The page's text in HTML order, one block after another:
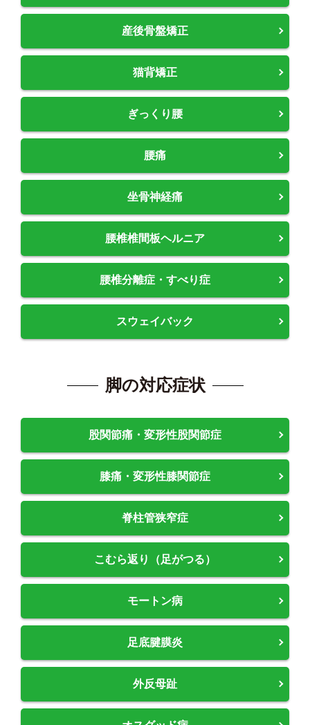
産後骨盤矯正
猫背矯正
ぎっくり腰
腰痛
坐骨神経痛
腰椎椎間板ヘルニア
腰椎分離症・すべり症
スウェイバック
脚の対応症状
股関節痛・変形性股関節症
膝痛・変形性膝関節症
脊柱管狭窄症
こむら返り（足がつる）
モートン病
足底腱膜炎
外反母趾